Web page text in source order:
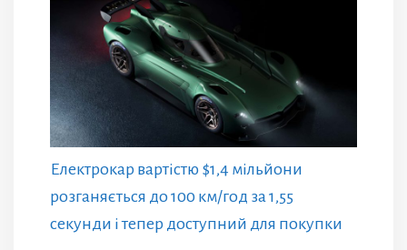
Електрокар вартістю $1,4 мільйони
розганяється до 100 км/год за 1,55
секунди і тепер доступний для покупки